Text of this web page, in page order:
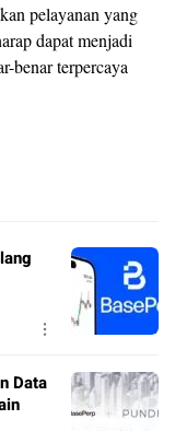
pelayanan yang
dapat menjadi
benar terpercaya
Data